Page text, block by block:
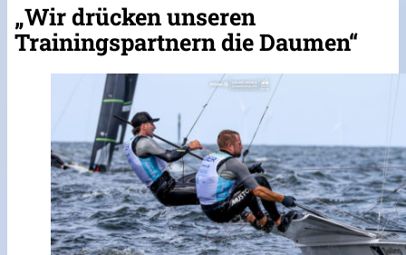
„Wir drücken unseren
Trainingspartnern die Daumen“